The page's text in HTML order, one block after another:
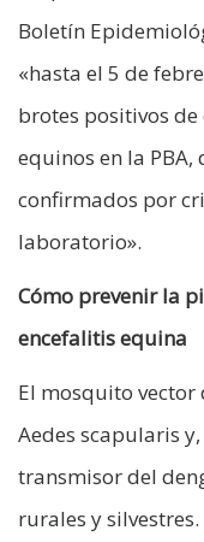
Boletín
«hasta el 5 de
brotes positivos
equinos en la
confirmados por
laboratorio».
Cómo prevenir la
encefalitis equina
El mosquito vector
Aedes scapularis
transmisor del
rurales y